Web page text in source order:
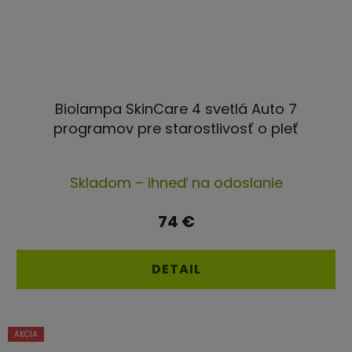
Biolampa SkinCare 4 svetlá Auto 7
programov pre starostlivosť o pleť
hodnotenie
produktu
4,4
z
Skladom – ihneď na odoslanie
74 €
DETAIL
AKCIA